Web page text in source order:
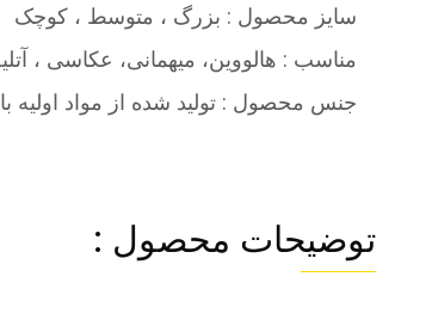
سایز محصول : بزرگ ، متوسط ، کوچک
مناسب : هالووین، میهمانی، عکاسی ،
جنس محصول : تولید شده از مواد اولیه
توضیحات محصول :